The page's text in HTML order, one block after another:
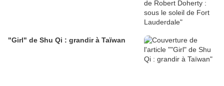
"Girl" de Shu Qi : grandir à Taïwan